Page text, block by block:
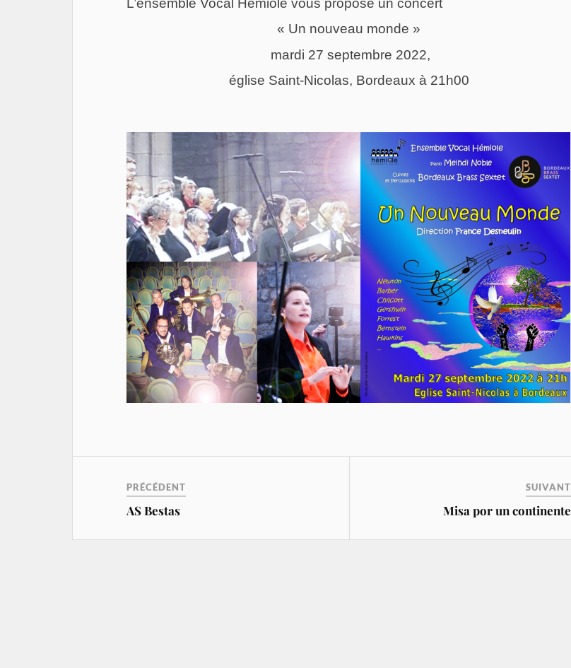
L’ensemble Vocal Hemiole vous propose un concert
« Un nouveau monde »
mardi 27 septembre 2022,
église Saint-Nicolas, Bordeaux à 21h00
PRÉCÉDENT
AS Bestas
SUIVANT
Misa por un continente